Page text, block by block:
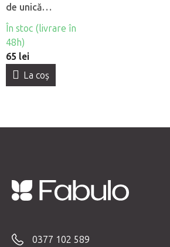
de unică
folosintă din
material netesut
Beautyfor®, 10
buc
În stoc (livrare în
48h)
65 lei
La coş
0377 102 589